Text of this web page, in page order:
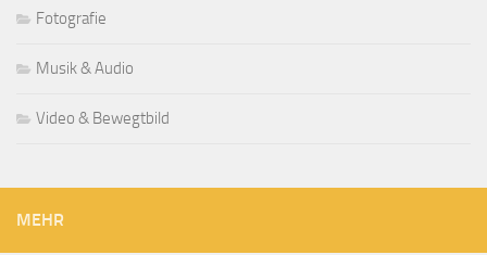
Fotografie
Musik & Audio
Video & Bewegtbild
MEHR